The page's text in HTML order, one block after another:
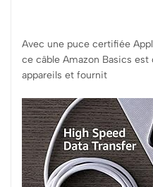
Avec une puce certifiée
ce câble Amazon Basics
appareils et fournit